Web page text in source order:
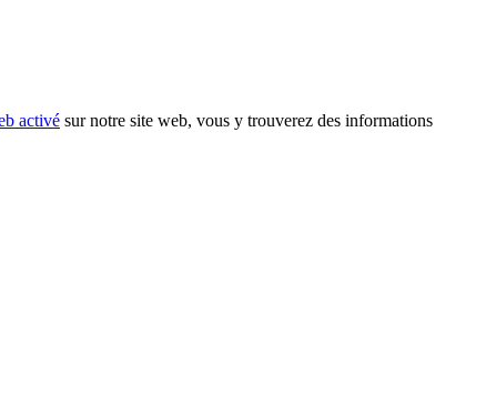
activé sur notre site web, vous y trouverez des informations